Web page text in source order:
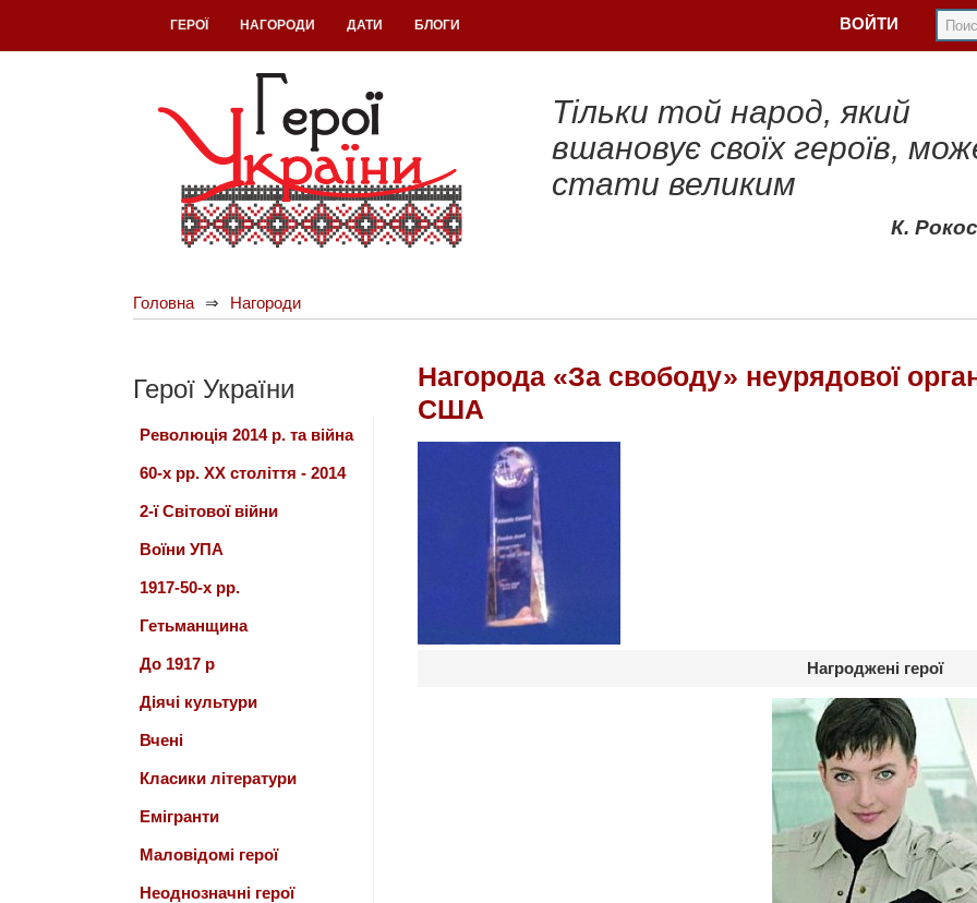
ГЕРОЇ НАГОРОДИ ДАТИ БЛОГИ ВОЙТИ
Тільки той народ, який
вшановує своїх героїв,
стати великим
К.
Головна Нагороди
Нагорода «За свободу» неурядової
США
Нагроджені герої
Герої України
Революція 2014 р. та війна
60-х рр. ХХ століття - 2014
2-ї Світової війни
Воїни УПА
1917-50-х рр.
Гетьманщина
До 1917 р
Діячі культури
Вчені
Класики літератури
Емігранти
Маловідомі герої
Неоднозначні герої